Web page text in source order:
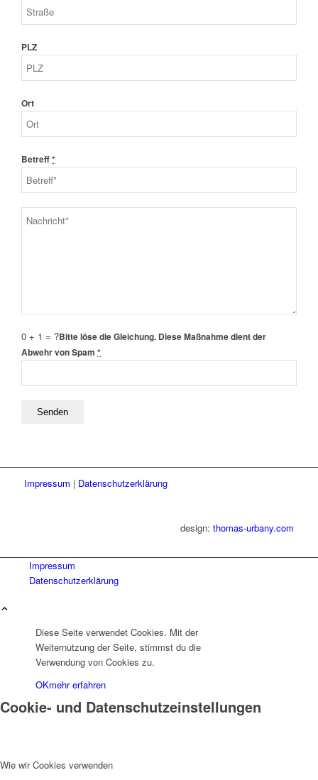
PLZ
Ort
Betreff*
0 + 1 = ?Bitte löse die Gleichung. Diese Maßnahme dient der
Abwehr von Spam *
Impressum | Datenschutzerklärung
design:thomas-urbany.com
Impressum
Datenschutzerklärung
Diese Seite verwendet Cookies. Mit der
Weiternutzung der Seite, stimmst du die
Verwendung von Cookies zu.
OKmehr erfahren
Cookie- und Datenschutzeinstellungen
Wie wir Cookies verwenden